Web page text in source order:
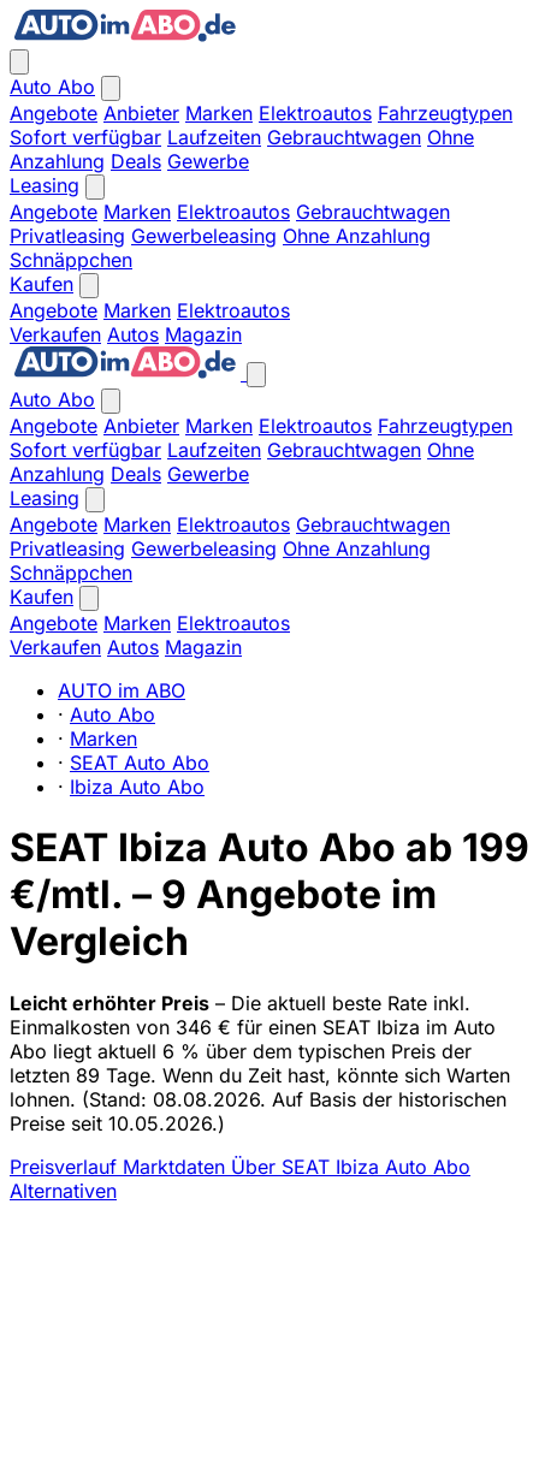
Auto Abo
Angebote Anbieter Marken Elektroautos Fahrzeugtypen
Sofort verfügbar Laufzeiten Gebrauchtwagen Ohne
Anzahlung Deals Gewerbe
Leasing
Angebote Marken Elektroautos Gebrauchtwagen
Privatleasing Gewerbeleasing Ohne Anzahlung
Schnäppchen
Kaufen
Angebote Marken Elektroautos
Verkaufen Autos Magazin
Auto Abo
Angebote Anbieter Marken Elektroautos Fahrzeugtypen
Sofort verfügbar Laufzeiten Gebrauchtwagen Ohne
Anzahlung Deals Gewerbe
Leasing
Angebote Marken Elektroautos Gebrauchtwagen
Privatleasing Gewerbeleasing Ohne Anzahlung
Schnäppchen
Kaufen
Angebote Marken Elektroautos
Verkaufen Autos Magazin
AUTO im ABO
· Auto Abo
· Marken
· SEAT Auto Abo
· Ibiza Auto Abo
SEAT Ibiza Auto Abo ab 199
€/mtl. – 9 Angebote im
Vergleich
Leicht erhöhter Preis – Die aktuell beste Rate inkl.
Einmalkosten von 346 € für einen SEAT Ibiza im Auto
Abo liegt aktuell 6 % über dem typischen Preis der
letzten 89 Tage. Wenn du Zeit hast, könnte sich Warten
lohnen. (Stand: 08.08.2026. Auf Basis der historischen
Preise seit 10.05.2026.)
Preisverlauf Marktdaten Über SEAT Ibiza Auto Abo
Alternativen